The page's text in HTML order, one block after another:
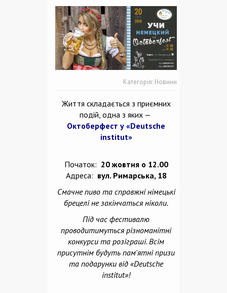
Категорія: Новини
Життя складається з приємних
подій, одна з яких —
Октоберфест у «Deutsche
institut»
Початок: 20 жовтня о 12.00
Адреса: вул. Римарська, 18
Смачне пиво та справжні німецькі
брецелі не закінчаться ніколи.
Під час фестивалю
проводитимуться різноманітні
конкурси та розіграші. Всім
присутнім будуть пам'ятні призи
та подарунки від «Deutsche
institut»!